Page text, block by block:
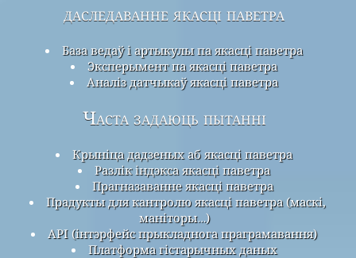
даследаванне якасці паветра
База ведаў і артыкулы па якасці паветра
Эксперымент па якасці паветра
Аналіз датчыкаў якасці паветра
Часта задаюць пытанні
Крыніца дадзеных аб якасці паветра
Разлік індэкса якасці паветра
Прагназаванне якасці паветра
Прадукты для кантролю якасці паветра (маскі,
маніторы…)
API (інтэрфейс прыкладнога праграмавання)
Платформа гістарычных даных